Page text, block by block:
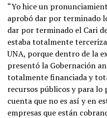
“Yo hice un
aprobó dar por terminado
dar por terminado el Cari
estaba totalmente
UNA, porque dentro de la
presentó la Gobernación
totalmente financiada y
recursos públicos y para lo
cuenta que no es así y en
empresas que están